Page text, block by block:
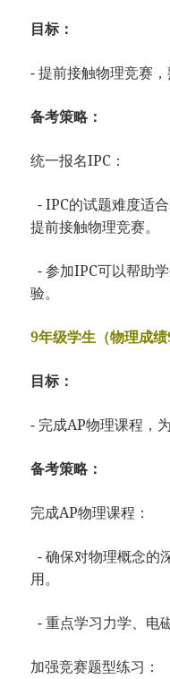
目标：
- 提前接触物理竞赛，
备考策略：
统一报名IPC：
- IPC的试题难度适
提前接触物理竞赛。
- 参加IPC可以帮助
验。
9年级学生（物理成绩
目标：
- 完成AP物理课程，为
备考策略：
完成AP物理课程：
- 确保对物理概念的
用。
- 重点学习力学、电
加强竞赛题型练习：